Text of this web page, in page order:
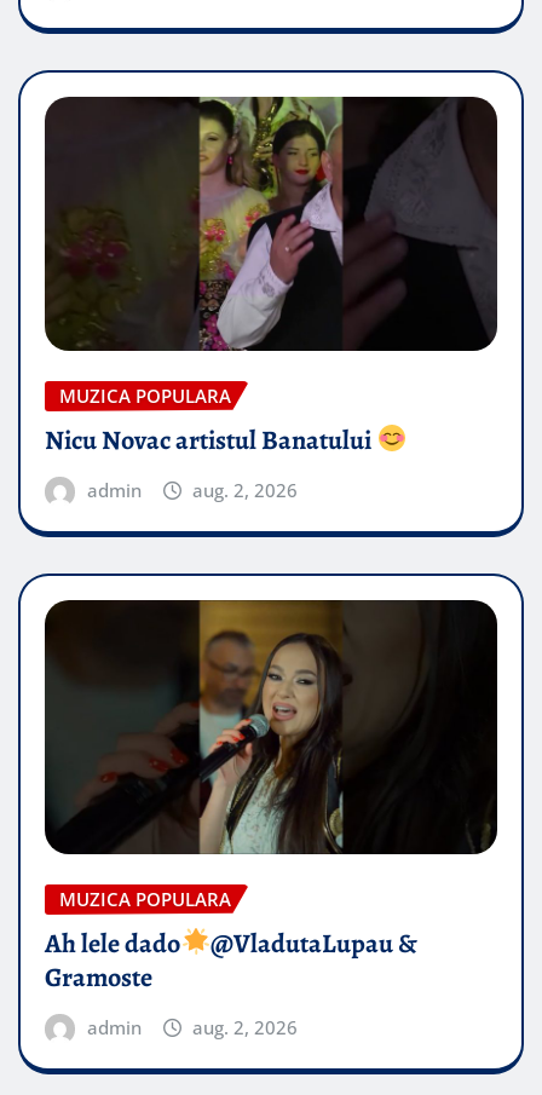
MUZICA POPULARA
Nicu Novac artistul Banatului
admin aug. 2, 2026
MUZICA POPULARA
Ah lele dado​
@VladutaLupau &
Gramoste
admin aug. 2, 2026